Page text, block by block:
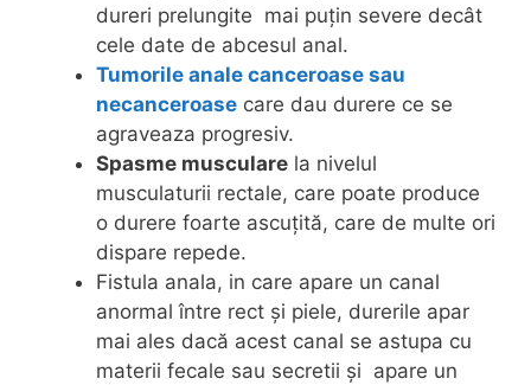
dureri prelungite mai puțin severe decât
cele date de abcesul anal.
Tumorile anale canceroase sau
necanceroase care dau durere ce se
agraveaza progresiv.
Spasme musculare la nivelul
musculaturii rectale, care poate produce
o durere foarte ascuțită, care de multe ori
dispare repede.
Fistula anala, in care apare un canal
anormal între rect și piele, durerile apar
mai ales dacă acest canal se astupa cu
materii fecale sau secretii și apare un